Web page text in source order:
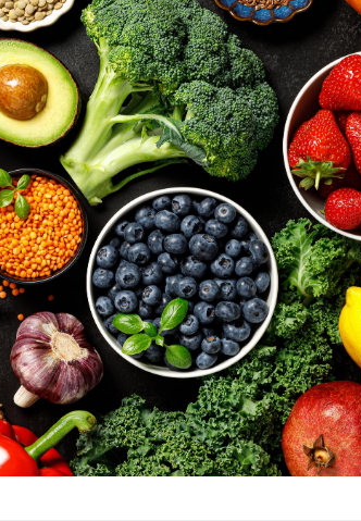
Le smartphone nuit-il à
l'apprentissage de la
lecture ?
Mordue par une tique en
vacances, elle reste dans
le coma pendant 42 jours
Mordue par un
barracuda, une petite fille
secourue grâce à un
réflexe essentiel